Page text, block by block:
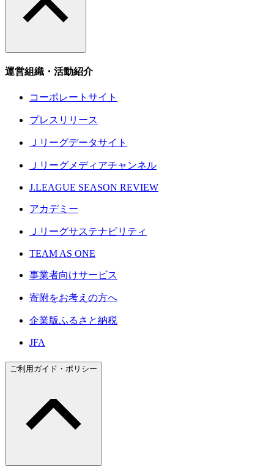
運営組織・活動紹介
コーポレートサイト
プレスリリース
Ｊリーグデータサイト
Ｊリーグメディアチャンネル
J.LEAGUE SEASON REVIEW
アカデミー
Ｊリーグサステナビリティ
TEAM AS ONE
事業者向けサービス
寄附をお考えの方へ
企業版ふるさと納税
JFA
ご利用ガイド・ポリシー